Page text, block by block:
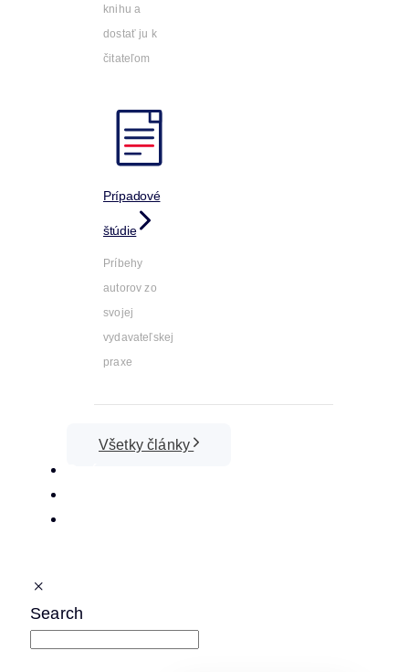
knihu a
dostať ju k
čitateľom
Prípadové
štúdie
Príbehy
autorov zo
svojej
vydavateľskej
praxe
Všetky články
Search